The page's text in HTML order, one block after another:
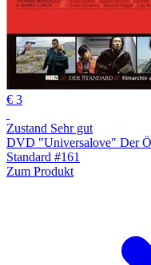
€ 3
Zustand Sehr gut
DVD "Universalove" Der
Standard #161
Zum Produkt